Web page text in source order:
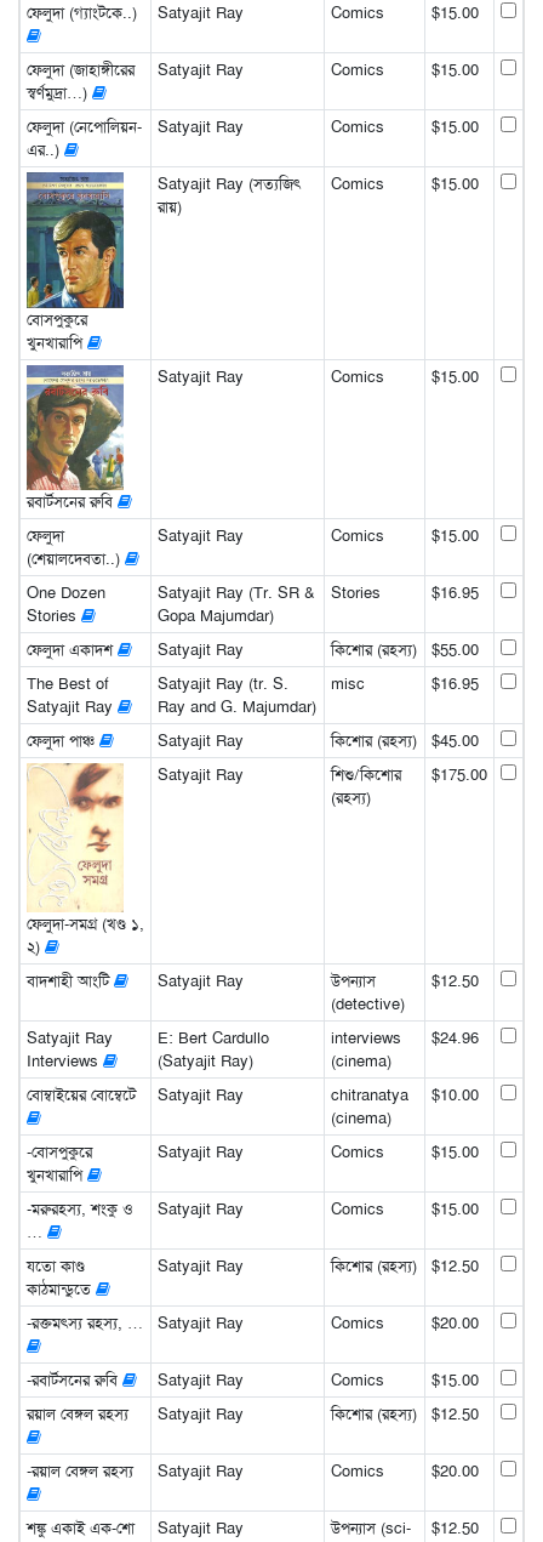
ফেলুদা (গ্যাংটকে..) Satyajit Ray Comics $15.00
ফেলুদা (জাহাঙ্গীরের
স্বর্ণমুদ্রা…)
Satyajit Ray Comics $15.00
ফেলুদা (নেপোলিয়ন-
এর..)
Satyajit Ray Comics $15.00
বোসপুকুরে
খুনখারাপি
Satyajit Ray (সত্যজিৎ
রায়)
Comics $15.00
রবার্টসনের রুবি
Satyajit Ray Comics $15.00
ফেলুদা
(শেয়ালদেবতা..)
Satyajit Ray Comics $15.00
One Dozen
Stories
Satyajit Ray (Tr. SR &
Gopa Majumdar)
Stories $16.95
ফেলুদা একাদশ Satyajit Ray কিশোর (রহস্য)
$55.00
The Best of
Satyajit Ray
Satyajit Ray (tr. S.
Ray and G. Majumdar)
misc $16.95
ফেলুদা পাঞ্চ Satyajit Ray কিশোর (রহস্য) $45.00
ফেলুদা-সমগ্র (খণ্ড ১,
২)
Satyajit Ray
শিশু/কিশোর
(রহস্য)
$175.00
বাদশাহী আংটি Satyajit Ray
উপন্যাস
(detective)
$12.50
Satyajit Ray
Interviews
E: Bert Cardullo
(Satyajit Ray)
interviews
(cinema)
$24.96
বোম্বাইয়ের বোম্বেটে Satyajit Ray
chitranatya
(cinema)
$10.00
-বোসপুকুরে
খুনখারাপি
Satyajit Ray Comics $15.00
-মরুরহস্য, শংকু ও
…
Satyajit Ray Comics $15.00
যতো কাণ্ড
কাঠমান্ডুতে
Satyajit Ray কিশোর (রহস্য) $12.50
-রক্তমৎস্য রহস্য, … Satyajit Ray Comics $20.00
-রবার্টসনের রুবি Satyajit Ray Comics
$15.00
রয়াল বেঙ্গল রহস্য
Satyajit Ray কিশোর (রহস্য) $12.50
-রয়াল বেঙ্গল রহস্য Satyajit Ray Comics $20.00
শঙ্কু একাই এক-শো Satyajit Ray
উপন্যাস (sci-
$12.50